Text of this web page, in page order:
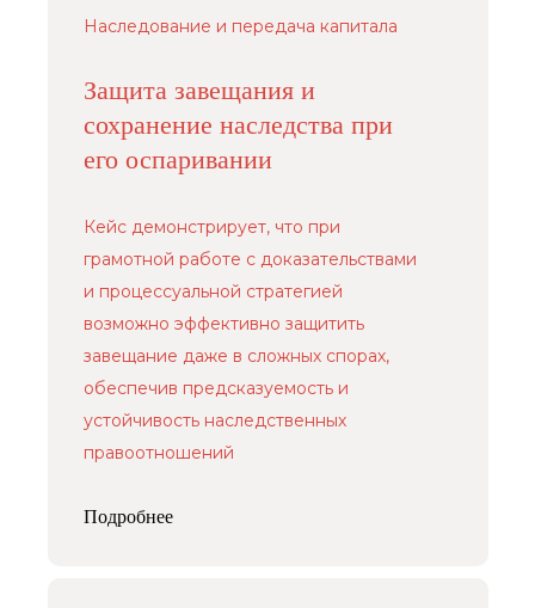
Наследование и передача капитала
Защита завещания и
сохранение наследства при
его оспаривании
Кейс демонстрирует, что при
грамотной работе с доказательствами
и процессуальной стратегией
возможно эффективно защитить
завещание даже в сложных спорах,
обеспечив предсказуемость и
устойчивость наследственных
правоотношений
Подробнее